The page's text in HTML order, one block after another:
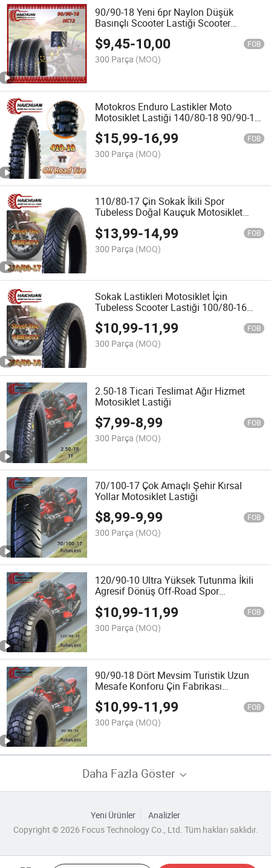
90/90-18 Yeni 6pr Naylon Düşük
Basınçlı Scooter Lastiği Scooter
Tubeless Motosiklet Lastiği
$9,45-10,00 FOB
300 Parça (MOQ)
Motokros Enduro Lastikler Moto
Motosiklet Lastiği 140/80-18 90/90-18
275-18 300-18 325-18 410-18
$15,99-16,99 FOB
300 Parça (MOQ)
110/80-17 Çin Sokak İkili Spor
Tubeless Doğal Kauçuk Motosiklet
$13,99-14,99 FOB
300 Parça (MOQ)
Sokak Lastikleri Motosiklet İçin
Tubeless Scooter Lastiği 100/80-16
90/90-17 90/90-18
$10,99-11,99 FOB
300 Parça (MOQ)
2.50-18 Ticari Teslimat Ağır Hizmet
Motosiklet Lastiği
$7,99-8,99 FOB
300 Parça (MOQ)
70/100-17 Çok Amaçlı Şehir Kırsal
Yollar Motosiklet Lastiği
$8,99-9,99 FOB
300 Parça (MOQ)
120/90-10 Ultra Yüksek Tutunma İkili
Agresif Dönüş Off-Road Spor
$10,99-11,99 FOB
300 Parça (MOQ)
90/90-18 Dört Mevsim Turistik Uzun
Mesafe Konforu Çin Fabrikası
Motosiklet Lastiği
$10,99-11,99 FOB
300 Parça (MOQ)
Daha Fazla Göster
Yeni Ürünler
Analizler
Copyright © 2026 Focus Technology Co., Ltd. Tüm hakları saklıdır.